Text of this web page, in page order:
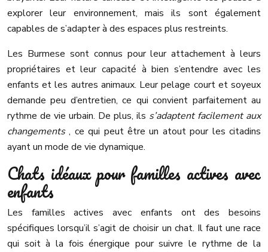
explorer leur environnement, mais ils sont également
capables de s’adapter à des espaces plus restreints.
Les Burmese sont connus pour leur attachement à leurs
propriétaires et leur capacité à bien s’entendre avec les
enfants et les autres animaux. Leur pelage court et soyeux
demande peu d’entretien, ce qui convient parfaitement au
rythme de vie urbain. De plus, ils s’adaptent facilement aux
changements, ce qui peut être un atout pour les citadins
ayant un mode de vie dynamique.
Chats idéaux pour familles actives avec
enfants
Les familles actives avec enfants ont des besoins
spécifiques lorsqu’il s’agit de choisir un chat. Il faut une race
qui soit à la fois énergique pour suivre le rythme de la